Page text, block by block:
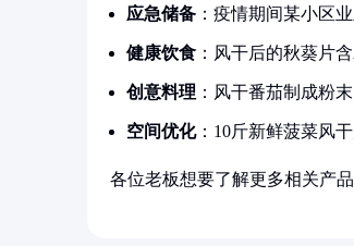
应急储备 ：疫情期间某小区
健康饮食 ：风干后的秋葵片
创意料理 ：风干番茄制成粉
空间优化：10斤新鲜菠菜风
各位老板想要了解更多相关产